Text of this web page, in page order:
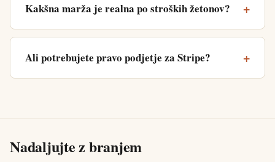
Kakšna marža je realna po stroških žetonov?
Ali potrebujete pravo podjetje za Stripe?
Nadaljujte z branjem